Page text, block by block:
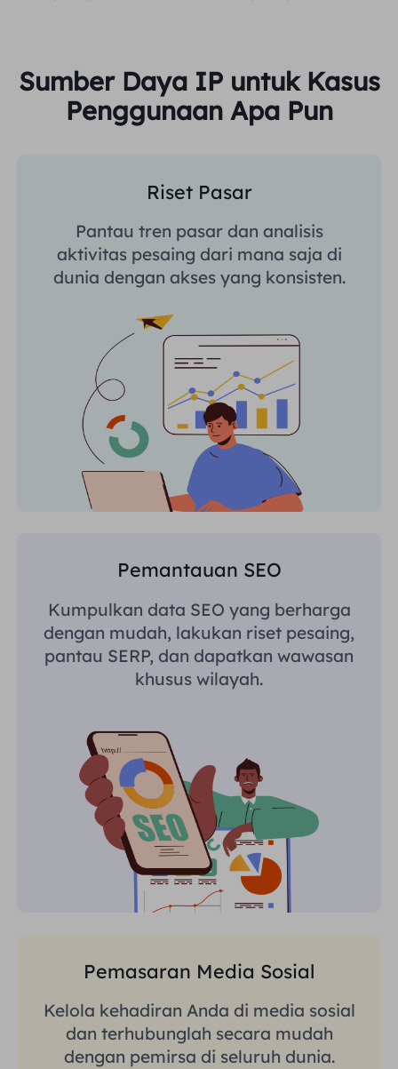
Sumber Daya IP untuk Kasus
Penggunaan Apa Pun
Riset Pasar
Pantau tren pasar dan analisis
aktivitas pesaing dari mana saja di
dunia dengan akses yang konsisten.
Pemantauan SEO
Kumpulkan data SEO yang berharga
dengan mudah, lakukan riset pesaing,
pantau SERP, dan dapatkan wawasan
khusus wilayah.
Pemasaran Media Sosial
Kelola kehadiran Anda di media sosial
dan terhubunglah secara mudah
dengan pemirsa di seluruh dunia.